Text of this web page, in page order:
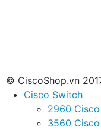
© CiscoShop.vn
Cisco Switch
2960
3560